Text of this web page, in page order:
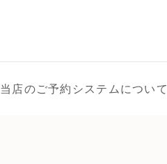
当店のご予約システムについて